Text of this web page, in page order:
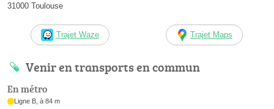
31000 Toulouse
Trajet Waze Trajet Maps
Venir en transports en commun
En métro
Ligne B, à 84 m